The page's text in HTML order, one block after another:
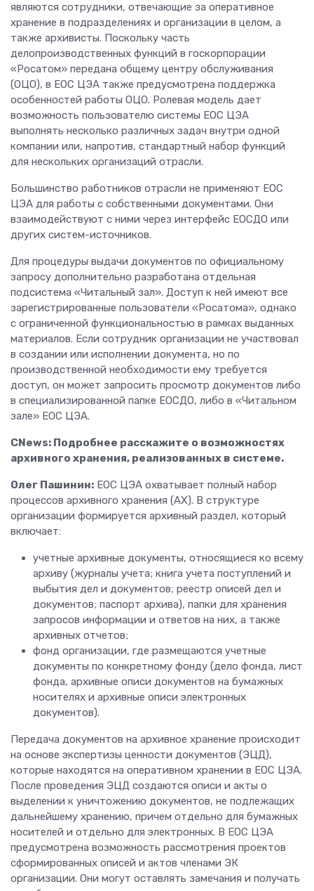
являются сотрудники, отвечающие за оперативное
хранение в подразделениях и организации в целом, а
также архивисты. Поскольку часть
делопроизводственных функций в госкорпорации
«Росатом» передана общему центру обслуживания
(ОЦО), в ЕОС ЦЭА также предусмотрена поддержка
особенностей работы ОЦО. Ролевая модель дает
возможность пользователю системы ЕОС ЦЭА
выполнять несколько различных задач внутри одной
компании или, напротив, стандартный набор функций
для нескольких организаций отрасли.
Большинство работников отрасли не применяют ЕОС
ЦЭА для работы с собственными документами. Они
взаимодействуют с ними через интерфейс ЕОСДО или
других систем-источников.
Для процедуры выдачи документов по официальному
запросу дополнительно разработана отдельная
подсистема «Читальный зал». Доступ к ней имеют все
зарегистрированные пользователи «Росатома», однако
с ограниченной функциональностью в рамках выданных
материалов. Если сотрудник организации не участвовал
в создании или исполнении документа, но по
производственной необходимости ему требуется
доступ, он может запросить просмотр документов либо
в специализированной папке ЕОСДО, либо в «Читальном
зале» ЕОС ЦЭА.
CNews: Подробнее расскажите о возможностях
архивного хранения, реализованных в системе.
Олег Пашинин: ЕОС ЦЭА охватывает полный набор
процессов архивного хранения (АХ). В структуре
организации формируется архивный раздел, который
включает:
учетные архивные документы, относящиеся ко всему
архиву (журналы учета; книга учета поступлений и
выбытия дел и документов; реестр описей дел и
документов; паспорт архива), папки для хранения
запросов информации и ответов на них, а также
архивных отчетов;
фонд организации, где размещаются учетные
документы по конкретному фонду (дело фонда, лист
фонда, архивные описи документов на бумажных
носителях и архивные описи электронных
документов).
Передача документов на архивное хранение происходит
на основе экспертизы ценности документов (ЭЦД),
которые находятся на оперативном хранении в ЕОС ЦЭА.
После проведения ЭЦД создаются описи и акты о
выделении к уничтожению документов, не подлежащих
дальнейшему хранению, причем отдельно для бумажных
носителей и отдельно для электронных. В ЕОС ЦЭА
предусмотрена возможность рассмотрения проектов
сформированных описей и актов членами ЭК
организации. Они могут оставлять замечания и получать